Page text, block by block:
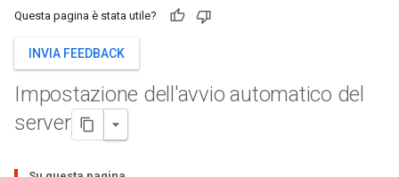
Questa pagina è stata utile?
INVIA FEEDBACK
Impostazione dell'avvio automatico del
server